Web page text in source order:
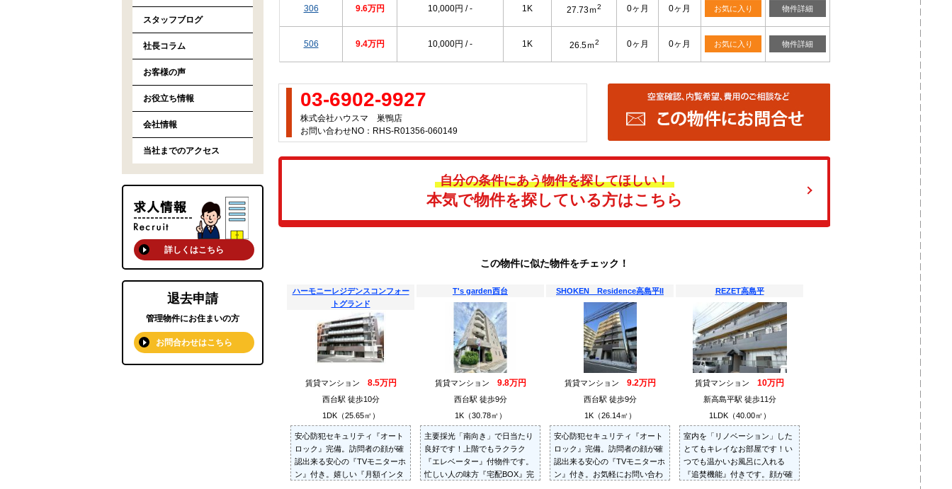
306 9.6万円 10,000円 / - 1K 27.73ｍ2 0ヶ月 0ヶ月 お気に入り 物件詳細
506 9.4万円 10,000円 / - 1K 26.5ｍ2 0ヶ月 0ヶ月 お気に入り 物件詳細
03-6902-9927
株式会社ハウスマ 巣鴨店
お問い合わせNO：RHS-R01356-060149
自分の条件にあう物件を探してほしい！
本気で物件を探している方はこちら
この物件に似た物件をチェック！
ハーモニーレジデンスコンフォー
トグランド
賃貸マンション 8.5万円
西台駅 徒歩10分
1DK（25.65㎡）
安心防犯セキュリティ『オート
ロック』完備。訪問者の顔が確
認出来る安心の『TVモニターホ
ン』付き。嬉しい『月額インタ
T's garden西台
賃貸マンション 9.8万円
西台駅 徒歩9分
1K（30.78㎡）
主要採光「南向き」で日当たり
良好です！上階でもラクラク
『エレベーター』付物件です。
忙しい人の味方『宅配BOX』完
SHOKEN Residence高島平II
賃貸マンション 9.2万円
西台駅 徒歩9分
1K（26.14㎡）
安心防犯セキュリティ『オート
ロック』完備。訪問者の顔が確
認出来る安心の『TVモニターホ
ン』付き。お気軽にお問い合わ
REZET高島平
賃貸マンション 10万円
新高島平駅 徒歩11分
1LDK（40.00㎡）
室内を「リノベーション」した
とてもキレイなお部屋です！い
つでも温かいお風呂に入れる
『追焚機能』付きです。顔が確
スタッフブログ
社長コラム
お客様の声
お役立ち情報
会社情報
当社までのアクセス
詳しくはこちら
退去申請
管理物件にお住まいの方
お問合わせはこちら